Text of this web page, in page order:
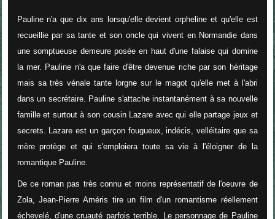
Pauline n'a que dix ans lorsqu'elle devient orpheline et qu'elle est
recueillie par sa tante et son oncle qui vivent en Normandie dans
une somptueuse demeure posée en haut d'une falaise qui domine
la mer. Pauline n'a que faire d'être devenue riche par son héritage
mais sa très vénale tante lorgne sur le magot qu'elle met à l'abri
dans un secrétaire. Pauline s'attache instantanément à sa nouvelle
famille et surtout à son cousin Lazare avec qui elle partage jeux et
secrets. Lazare est un garçon fougueux, indécis, velléitaire que sa
mère protège et qui s'emploiera toute sa vie à l'éloigner de la
romantique Pauline.
De ce roman pas très connu et moins représentatif de l'oeuvre de
Zola, Jean-Pierre Améris tire un film d'un romantisme réellement
échevelé, d'une cruauté parfois terrible. Le personnage de Pauline